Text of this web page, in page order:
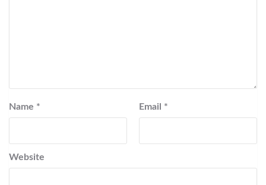
Name * Email *
Website